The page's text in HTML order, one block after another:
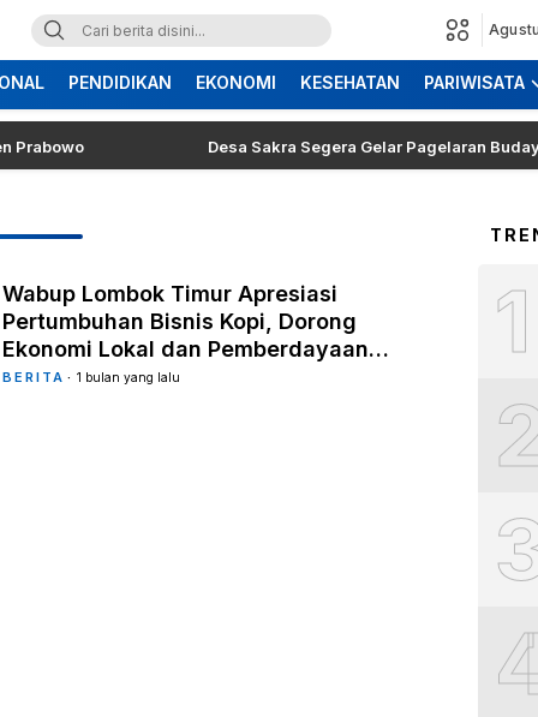
PENDIDIKAN EKONOMI KESEHATAN PARIWISATA
Desa Sakra Segera Gelar Pagelaran Budaya
Wabup Lombok Timur Apresiasi
Pertumbuhan Bisnis Kopi, Dorong
Ekonomi Lokal dan Pemberdayaan
Difabel
BERITA 1 bulan yang lalu
1